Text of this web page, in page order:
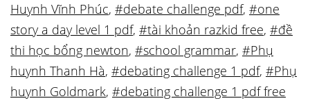
Huynh Vĩnh Phúc, #debate challenge pdf, #one
story a day level 1 pdf, #tài khoản razkid free, #đề
thi học bổng newton, #school grammar, #Phụ
huynh Thanh Hà, #debating challenge 1 pdf, #Phụ
huynh Goldmark, #debating challenge 1 pdf free